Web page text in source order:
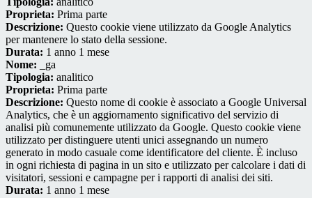
Proprieta: Prima parte
Descrizione: Questo cookie viene utilizzato da Google Analytics
per mantenere lo stato della sessione.
Durata: 1 anno 1 mese
Nome: _ga
Tipologia: analitico
Proprieta: Prima parte
Descrizione: Questo nome di cookie è associato a Google Universal
Analytics, che è un aggiornamento significativo del servizio di
analisi più comunemente utilizzato da Google. Questo cookie viene
utilizzato per distinguere utenti unici assegnando un numero
generato in modo casuale come identificatore del cliente. È incluso
in ogni richiesta di pagina in un sito e utilizzato per calcolare i dati di
visitatori, sessioni e campagne per i rapporti di analisi dei siti.
Durata: 1 anno 1 mese